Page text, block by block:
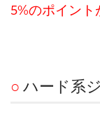
5%のポイント
○ ハード系